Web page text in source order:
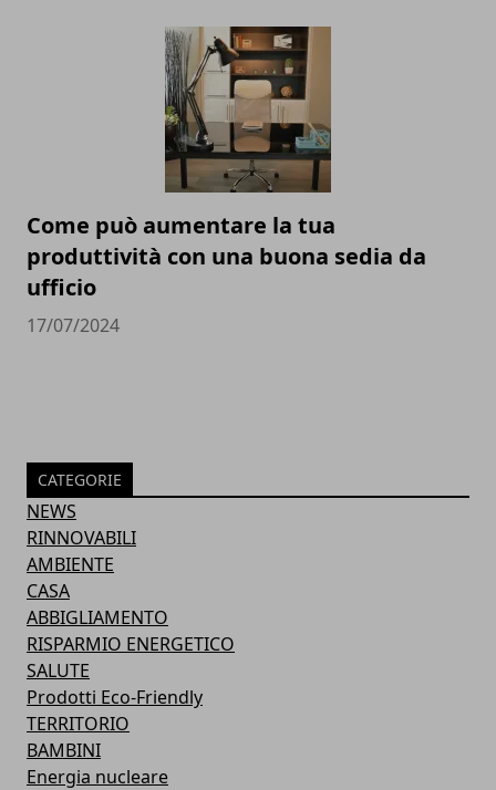
Come può aumentare la tua
produttività con una buona sedia da
ufficio
17/07/2024
CATEGORIE
NEWS
RINNOVABILI
AMBIENTE
CASA
ABBIGLIAMENTO
RISPARMIO ENERGETICO
SALUTE
Prodotti Eco-Friendly
TERRITORIO
BAMBINI
Energia nucleare